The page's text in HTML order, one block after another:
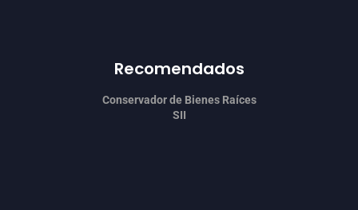
Recomendados
Conservador de Bienes Raíces
SII